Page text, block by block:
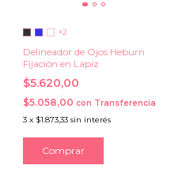
+2
Delineador de Ojos Heburn
Fijación en Lapiz
$5.620,00
$5.058,00 con Transferencia
3 x $1.873,33 sin interés
Comprar